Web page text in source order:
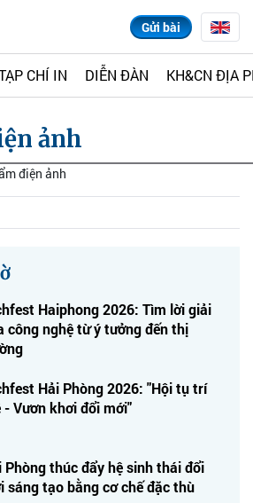
Gửi bài
CHÍ IN DIỄN ĐÀN KH&CN ĐỊA
ảnh
điện ảnh
Haiphong 2026: Tìm lời giải
công nghệ từ ý tưởng đến thị
Hải Phòng 2026: "Hội tụ trí
- Vươn khơi đổi mới"
Phòng thúc đẩy hệ sinh thái đổi
sáng tạo bằng cơ chế đặc thù